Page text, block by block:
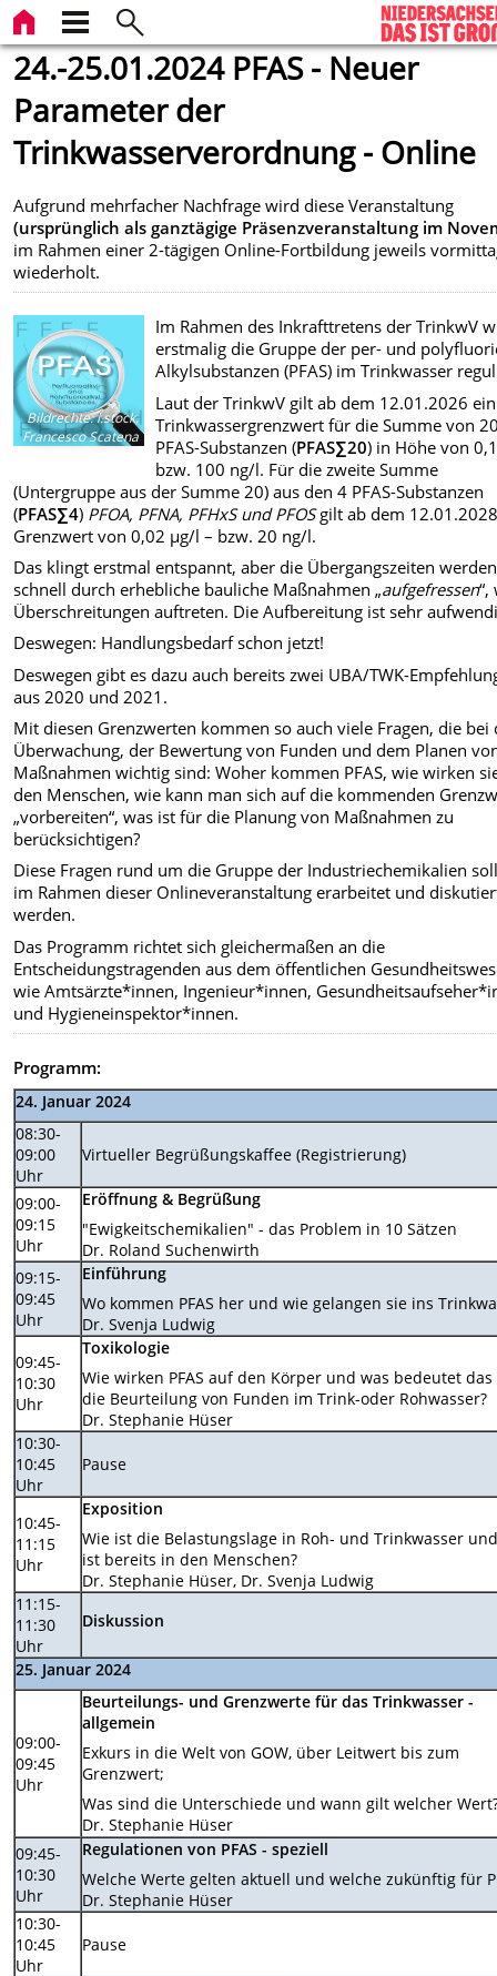
24.-25.01.2024 PFAS - Neuer
Parameter der
Trinkwasserverordnung - Online
Aufgrund mehrfacher Nachfrage wird diese Veranstaltung
(ursprünglich als ganztägige Präsenzveranstaltung im
im Rahmen einer 2-tägigen Online-Fortbildung jeweils
wiederholt.
Bildrechte:i.stock,
Francesco Scatena
Im Rahmen des Inkrafttretens der TrinkwV
erstmalig die Gruppe der per- und
Alkyl­substanzen (PFAS) im Trinkwasser
Laut der TrinkwV gilt ab dem 12.01.2026 ein
Trinkwassergrenzwert für die Summe von
PFAS-Substanzen (PFAS∑20) in Höhe von
bzw. 100 ng/l. Für die zweite Summe
(Untergruppe aus der Summe 20) aus den 4 PFAS-Substanzen
(PFAS∑4) PFOA, PFNA, PFHxS und PFOSgilt ab dem
Grenzwert von 0,02 µg/l – bzw. 20 ng/l.
Das klingt erstmal entspannt, aber die Übergangszeiten werden
schnell durch erhebliche bauliche Maßnahmen „aufgefressen“,
Überschreitungen auftreten. Die Aufbereitung ist sehr
Deswegen: Handlungsbedarf schon jetzt!
Deswegen gibt es dazu auch bereits zwei UBA/TWK-
aus 2020 und 2021.
Mit diesen Grenzwerten kommen so auch viele Fragen, die bei
Überwachung, der Bewertung von Funden und dem Planen
Maßnahmen wichtig sind: Woher kommen PFAS, wie wirken
den Menschen, wie kann man sich auf die kommenden
„vorbereiten“, was ist für die Planung von Maßnahmen zu
berücksichtigen?
Diese Fragen rund um die Gruppe der Industriechemikalien
im Rahmen dieser Onlineveranstaltung erarbeitet und
werden.
Das Programm richtet sich gleichermaßen an die
Entscheidungstragenden aus dem öffentlichen
wie Amtsärzte*innen, Ingenieur*innen,
und Hygieneinspektor*innen.
Programm:
24. Januar 2024
08:30-
09:00
Uhr
Virtueller Begrüßungskaffee (Registrierung)
09:00-
09:15
Uhr
Eröffnung & Begrüßung
"Ewigkeitschemikalien" - das Problem in 10 Sätzen
Dr. Roland Suchenwirth
09:15-
09:45
Uhr
Einführung
Wo kommen PFAS her und wie gelangen sie ins
Dr. Svenja Ludwig
09:45-
10:30
Uhr
Toxikologie
Wie wirken PFAS auf den Körper und was bedeutet
die Beurteilung von Funden im Trink-oder Rohwasser?
Dr. Stephanie Hüser
10:30-
10:45
Uhr
Pause
10:45-
11:15
Uhr
Exposition
Wie ist die Belastungslage in Roh- und Trinkwasser
ist bereits in den Menschen?
Dr. Stephanie Hüser, Dr. Svenja Ludwig
11:15-
11:30
Uhr
Diskussion
25. Januar 2024
09:00-
09:45
Uhr
Beurteilungs- und Grenzwerte für das Trinkwasser -
allgemein
Exkurs in die Welt von GOW, über Leitwert bis zum
Grenzwert;
Was sind die Unterschiede und wann gilt welcher
Dr. Stephanie Hüser
09:45-
10:30
Uhr
Regulationen von PFAS - speziell
Welche Werte gelten aktuell und welche zukünftig für
Dr. Stephanie Hüser
10:30-
10:45
Uhr
Pause